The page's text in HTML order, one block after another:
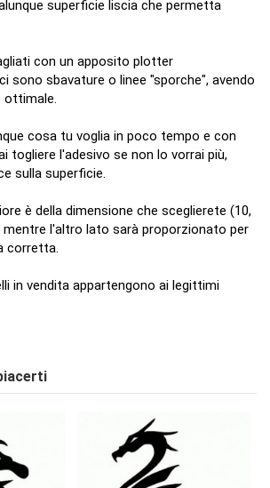
superficie liscia che permetta
con un apposito plotter
sono sbavature o linee "sporche", avendo
ottimale.
cosa tu voglia in poco tempo e con
togliere l'adesivo se non lo vorrai più,
sulla superficie.
è della dimensione che sceglierete (10,
mentre l'altro lato sarà proporzionato per
corretta.
in vendita appartengono ai legittimi